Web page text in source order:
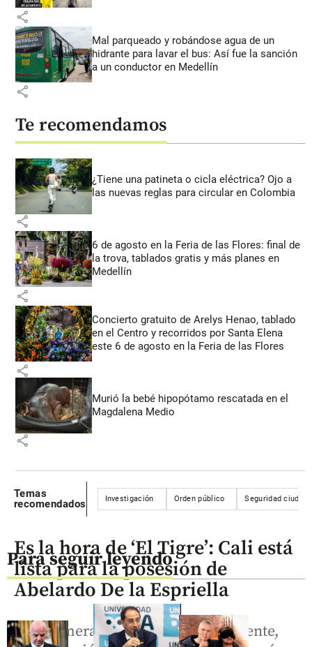
share
Mal parqueado y robándose agua de un
hidrante para lavar el bus: Así fue la sanción
a un conductor en Medellín
share
Te recomendamos
¿Tiene una patineta o cicla eléctrica? Ojo a
las nuevas reglas para circular en Colombia
share
6 de agosto en la Feria de las Flores: final de
la trova, tablados gratis y más planes en
Medellín
share
Concierto gratuito de Arelys Henao, tablado
en el Centro y recorridos por Santa Elena
este 6 de agosto en la Feria de las Flores
share
Murió la bebé hipopótamo rescatada en el
Magdalena Medio
share
Temas
recomendados
Investigación Orden público Seguridad
Para seguir leyendo
Es la hora de ‘El Tigre’: Cali está
lista para la posesión de
Abelardo De la Espriella
Por primera vez en la historia reciente,